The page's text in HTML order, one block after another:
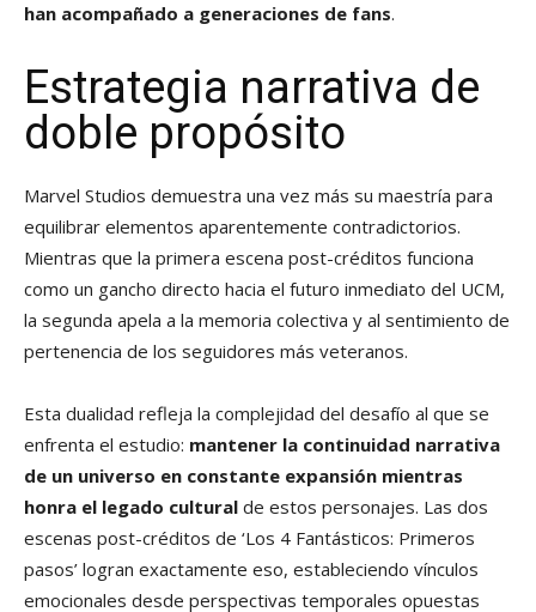
han acompañado a generaciones de fans.
Estrategia narrativa de
doble propósito
Marvel Studios demuestra una vez más su maestría para
equilibrar elementos aparentemente contradictorios.
Mientras que la primera escena post-créditos funciona
como un gancho directo hacia el futuro inmediato del UCM,
la segunda apela a la memoria colectiva y al sentimiento de
pertenencia de los seguidores más veteranos.
Esta dualidad refleja la complejidad del desafío al que se
enfrenta el estudio: mantener la continuidad narrativa
de un universo en constante expansión mientras
honra el legado cultural de estos personajes. Las dos
escenas post-créditos de ‘Los 4 Fantásticos: Primeros
pasos’ logran exactamente eso, estableciendo vínculos
emocionales desde perspectivas temporales opuestas